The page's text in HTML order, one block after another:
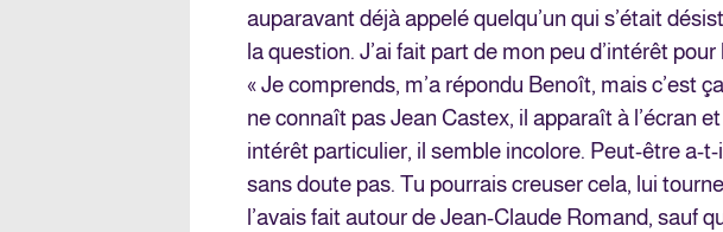
auparavant déjà appelé quelqu’un qui s’était
la question. J’ai fait part de mon peu d’intérêt
« Je comprends, m’a répondu Benoît, mais c’est
ne connaît pas Jean Castex, il apparaît à l’écran
intérêt particulier, il semble incolore. Peut-être a-
sans doute pas. Tu pourrais creuser cela, lui
l’avais fait autour de Jean-Claude Romand, sauf